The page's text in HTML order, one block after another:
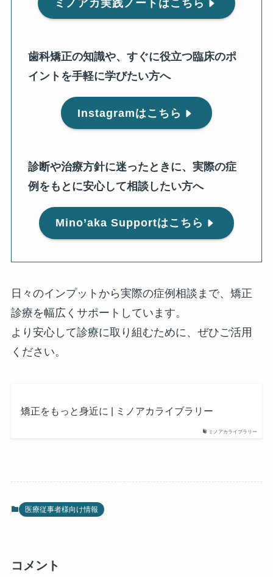
ミノアカ実践ノートはこちら
歯科矯正の知識や、すぐに役立つ臨床のポ
イントを手軽に学びたい方へ
Instagramはこちら
診断や治療方針に迷ったときに、実際の症
例をもとに安心して相談したい方へ
Mino’aka Supportはこちら
日々のインプットから実際の症例相談まで、矯正
診療を幅広くサポートしています。
より安心して診療に取り組むために、ぜひご活用
ください。
ミノアカライブラリー
矯正をもっと身近に | ミノアカライブラリー
医療従事者様向け情報
コメント